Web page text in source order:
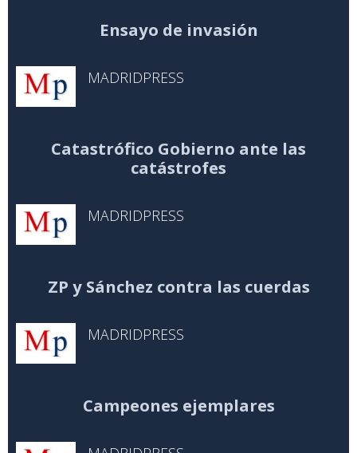
Ensayo de invasión
MADRIDPRESS
Catastrófico Gobierno ante las
catástrofes
MADRIDPRESS
ZP y Sánchez contra las cuerdas
MADRIDPRESS
Campeones ejemplares